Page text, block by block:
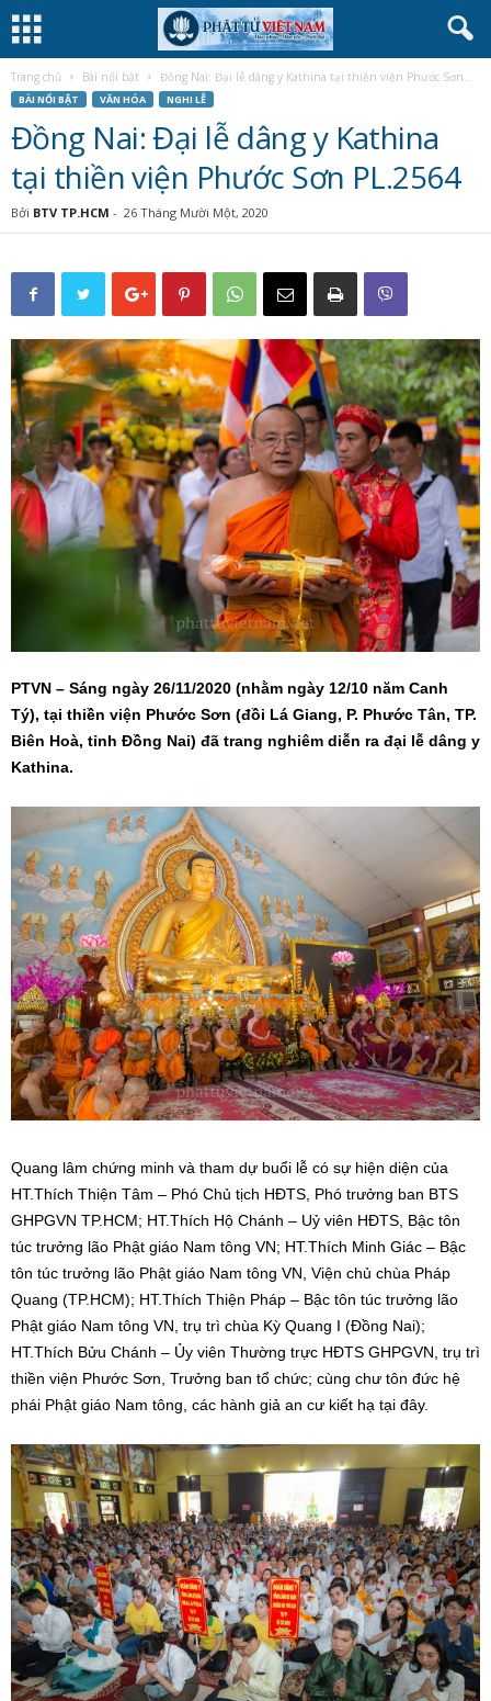
Trang chủ Bài nổi bật Đồng Nai: Đại lễ dâng y Kathina tại thiền viện Phước Sơn...
BÀI NỔI BẬT VĂN HÓA NGHI LỄ
Đồng Nai: Đại lễ dâng y Kathina
tại thiền viện Phước Sơn PL.2564
Bởi BTV TP.HCM - 26 Tháng Mười Một, 2020
PTVN – Sáng ngày 26/11/2020 (nhằm ngày 12/10 năm Canh
Tý), tại thiền viện Phước Sơn (đồi Lá Giang, P. Phước Tân, TP.
Biên Hoà, tỉnh Đồng Nai) đã trang nghiêm diễn ra đại lễ dâng y
Kathina.
Quang lâm chứng minh và tham dự buổi lễ có sự hiện diện của
HT.Thích Thiện Tâm – Phó Chủ tịch HĐTS, Phó trưởng ban BTS
GHPGVN TP.HCM; HT.Thích Hộ Chánh – Uỷ viên HĐTS, Bậc tôn
túc trưởng lão Phật giáo Nam tông VN; HT.Thích Minh Giác – Bậc
tôn túc trưởng lão Phật giáo Nam tông VN, Viện chủ chùa Pháp
Quang (TP.HCM); HT.Thích Thiện Pháp – Bậc tôn túc trưởng lão
Phật giáo Nam tông VN, trụ trì chùa Kỳ Quang I (Đồng Nai);
HT.Thích Bửu Chánh – Ủy viên Thường trực HĐTS GHPGVN, trụ trì
thiền viện Phước Sơn, Trưởng ban tổ chức; cùng chư tôn đức hệ
phái Phật giáo Nam tông, các hành giả an cư kiết hạ tại đây.